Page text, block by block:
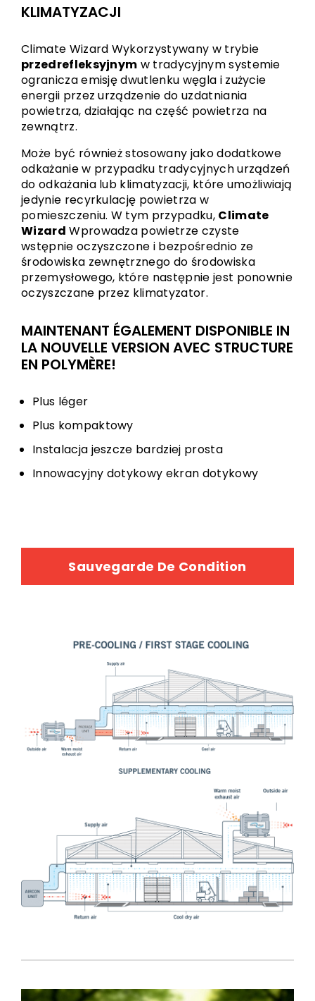
KLIMATYZACJI
Climate Wizard Wykorzystywany w trybie
przedrefleksyjnym w tradycyjnym systemie
ogranicza emisję dwutlenku węgla i zużycie
energii przez urządzenie do uzdatniania
powietrza, działając na część powietrza na
zewnątrz.
Może być również stosowany jako dodatkowe
odkażanie w przypadku tradycyjnych urządzeń
do odkażania lub klimatyzacji, które umożliwiają
jedynie recyrkulację powietrza w
pomieszczeniu. W tym przypadku, Climate
Wizard Wprowadza powietrze czyste
wstępnie oczyszczone i bezpośrednio ze
środowiska zewnętrznego do środowiska
przemysłowego, które następnie jest ponownie
oczyszczane przez klimatyzator.
MAINTENANT ÉGALEMENT DISPONIBLE IN
LA NOUVELLE VERSION AVEC STRUCTURE
EN POLYMÈRE!
Plus léger
Plus kompaktowy
Instalacja jeszcze bardziej prosta
Innowacyjny dotykowy ekran dotykowy
Sauvegarde De Condition